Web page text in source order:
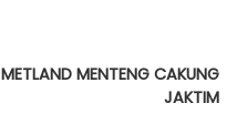
METLAND MENTENG CAKUNG
JAKTIM